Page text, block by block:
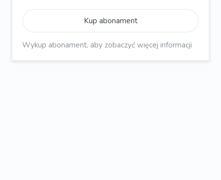
Kup abonament
Wykup abonament, aby zobaczyć więcej informacji